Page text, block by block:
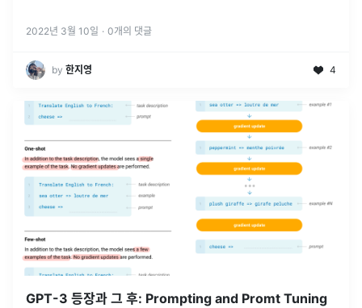
2022년 3월 10일 · 0개의 댓글
by ‍한지영 4
GPT-3 등장과 그 후: Prompting and Promt Tuning